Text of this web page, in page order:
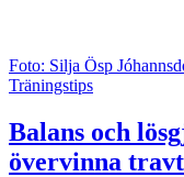
Foto: Silja Ösp
Träningstips
Balans och
övervinna